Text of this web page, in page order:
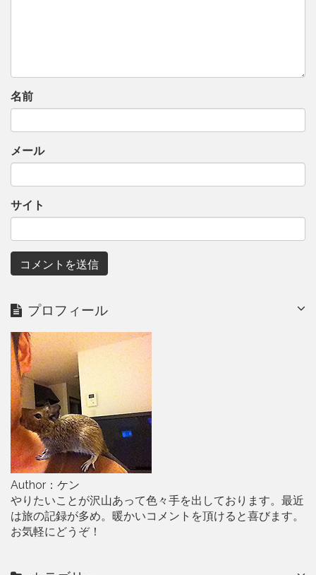
名前
メール
サイト
プロフィール
Author：ケン
やりたいことが沢山あって色々手を出しております。最近
は旅の記録が多め。暖かいコメントを頂けると喜びます。
お気軽にどうぞ！